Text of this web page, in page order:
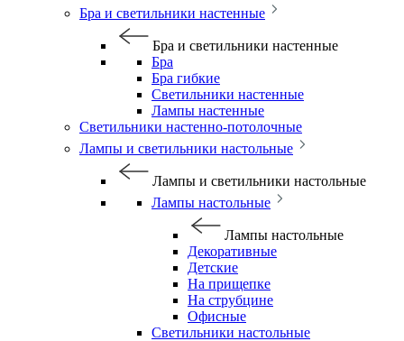
Бра и светильники настенные
Бра и светильники настенные
Бра
Бра гибкие
Светильники настенные
Лампы настенные
Светильники настенно-потолочные
Лампы и светильники настольные
Лампы и светильники настольные
Лампы настольные
Лампы настольные
Декоративные
Детские
На прищепке
На струбцине
Офисные
Светильники настольные